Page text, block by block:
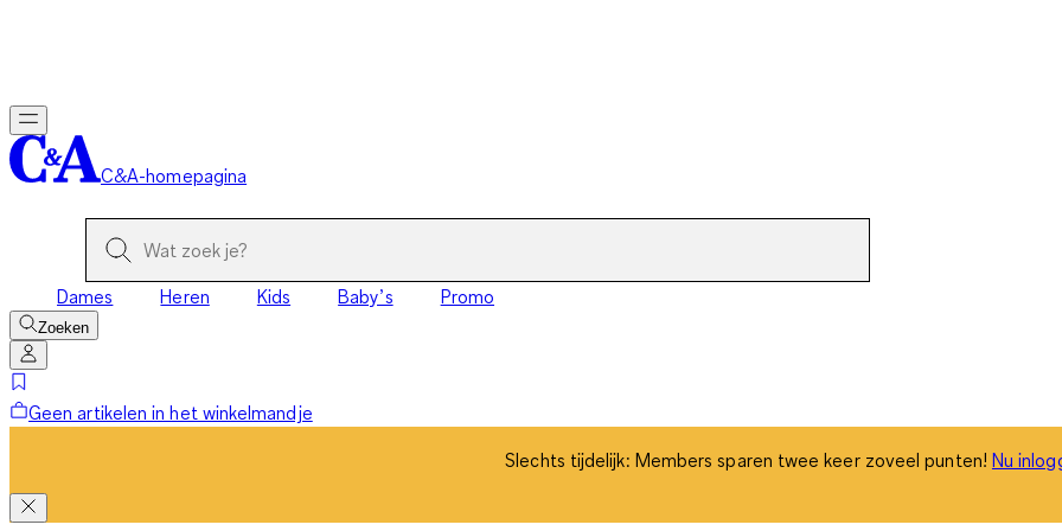
C&A-homepagina
Dames Heren Kids Baby’s Promo
Zoeken
Geen artikelen in het winkelmandje
Slechts tijdelijk: Members sparen twee keer zoveel punten! Nu